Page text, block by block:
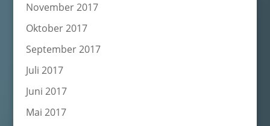
November 2017
Oktober 2017
September 2017
Juli 2017
Juni 2017
Mai 2017